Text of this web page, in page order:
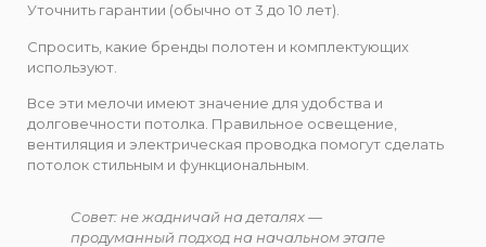
Уточнить гарантии (обычно от 3 до 10 лет).
Спросить, какие бренды полотен и комплектующих
используют.
Все эти мелочи имеют значение для удобства и
долговечности потолка. Правильное освещение,
вентиляция и электрическая проводка помогут сделать
потолок стильным и функциональным.
Совет: не жадничай на деталях —
продуманный подход на начальном этапе